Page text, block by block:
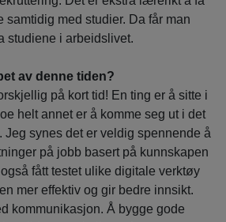
samtidig med studier. Da får man
studiene i arbeidslivet.
av denne tiden?
på kort tid! En ting er å sitte i
helt annet er å komme seg ut i det
synes det er veldig spennende å
på jobb basert på kunnskapen
fått testet ulike digitale verktøy
mer effektiv og gir bedre innsikt.
kommunikasjon. Å bygge gode